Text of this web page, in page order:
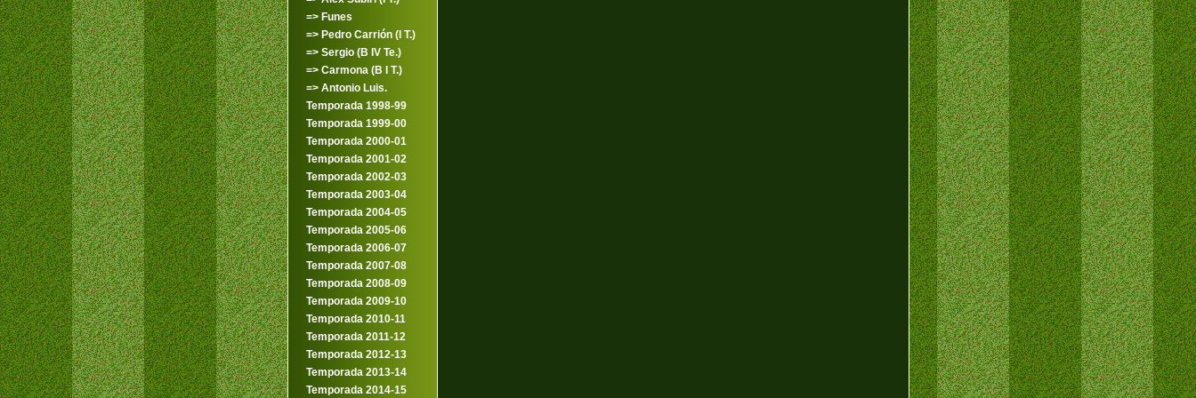
=> Funes
=> Pedro Carrión (I T.)
=> Sergio (B IV Te.)
=> Carmona (B I T.)
=> Antonio Luis.
Temporada 1998-99
Temporada 1999-00
Temporada 2000-01
Temporada 2001-02
Temporada 2002-03
Temporada 2003-04
Temporada 2004-05
Temporada 2005-06
Temporada 2006-07
Temporada 2007-08
Temporada 2008-09
Temporada 2009-10
Temporada 2010-11
Temporada 2011-12
Temporada 2012-13
Temporada 2013-14
Temporada 2014-15